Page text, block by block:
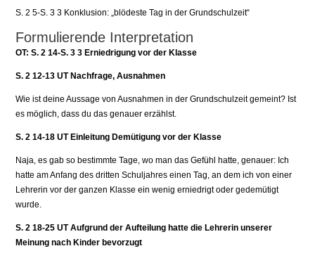
S. 2 5-S. 3 3 Konklusion: „blödeste Tag in der Grundschulzeit“
Formulierende Interpretation
OT: S. 2 14-S. 3 3 Erniedrigung vor der Klasse
S. 2 12-13 UT Nachfrage, Ausnahmen
Wie ist deine Aussage von Ausnahmen in der Grundschulzeit gemeint? Ist
es möglich, dass du das genauer erzählst.
S. 2 14-18 UT Einleitung Demütigung vor der Klasse
Naja, es gab so bestimmte Tage, wo man das Gefühl hatte, genauer: Ich
hatte am Anfang des dritten Schuljahres einen Tag, an dem ich von einer
Lehrerin vor der ganzen Klasse ein wenig erniedrigt oder gedemütigt
wurde.
S. 2 18-25 UT Aufgrund der Aufteilung hatte die Lehrerin unserer
Meinung nach Kinder bevorzugt